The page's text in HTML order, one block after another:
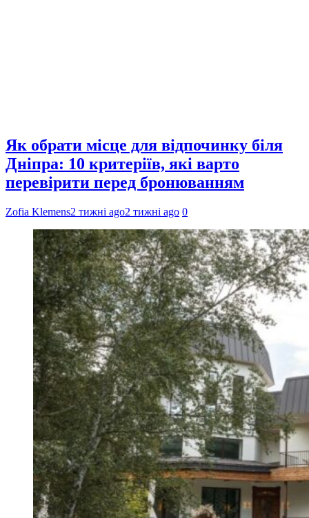
Як обрати місце для відпочинку біля
Дніпра: 10 критеріїв, які варто
перевірити перед бронюванням
Zofia Klemens2 тижні ago2 тижні ago 0